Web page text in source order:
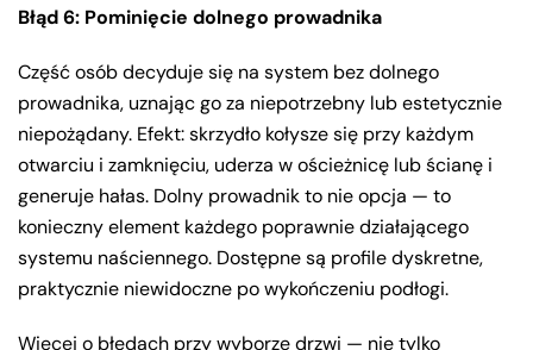
Błąd 6: Pominięcie dolnego prowadnika
Część osób decyduje się na system bez dolnego
prowadnika, uznając go za niepotrzebny lub estetycznie
niepożądany. Efekt: skrzydło kołysze się przy każdym
otwarciu i zamknięciu, uderza w ościeżnicę lub ścianę i
generuje hałas. Dolny prowadnik to nie opcja — to
konieczny element każdego poprawnie działającego
systemu naściennego. Dostępne są profile dyskretne,
praktycznie niewidoczne po wykończeniu podłogi.
Więcej o błędach przy wyborze drzwi — nie tylko